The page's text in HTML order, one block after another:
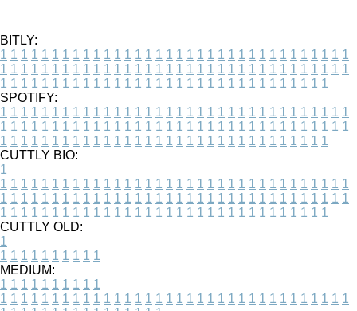
BITLY:
1 1 1 1 1 1 1 1 1 1 1 1 1 1 1 1 1 1 1 1 1 1 1 1 1 1 1 1 1 1 1 1 1 1
1 1 1 1 1 1 1 1 1 1 1 1 1 1 1 1 1 1 1 1 1 1 1 1 1 1 1 1 1 1 1 1 1 1
1 1 1 1 1 1 1 1 1 1 1 1 1 1 1 1 1 1 1 1 1 1 1 1 1 1 1 1 1 1 1 1
SPOTIFY:
1 1 1 1 1 1 1 1 1 1 1 1 1 1 1 1 1 1 1 1 1 1 1 1 1 1 1 1 1 1 1 1 1 1
1 1 1 1 1 1 1 1 1 1 1 1 1 1 1 1 1 1 1 1 1 1 1 1 1 1 1 1 1 1 1 1 1 1
1 1 1 1 1 1 1 1 1 1 1 1 1 1 1 1 1 1 1 1 1 1 1 1 1 1 1 1 1 1 1 1
CUTTLY BIO:
1
1 1 1 1 1 1 1 1 1 1 1 1 1 1 1 1 1 1 1 1 1 1 1 1 1 1 1 1 1 1 1 1 1 1
1 1 1 1 1 1 1 1 1 1 1 1 1 1 1 1 1 1 1 1 1 1 1 1 1 1 1 1 1 1 1 1 1 1
1 1 1 1 1 1 1 1 1 1 1 1 1 1 1 1 1 1 1 1 1 1 1 1 1 1 1 1 1 1 1 1
CUTTLY OLD:
1
1 1 1 1 1 1 1 1 1 1
MEDIUM:
1 1 1 1 1 1 1 1 1 1
1 1 1 1 1 1 1 1 1 1 1 1 1 1 1 1 1 1 1 1 1 1 1 1 1 1 1 1 1 1 1 1 1 1